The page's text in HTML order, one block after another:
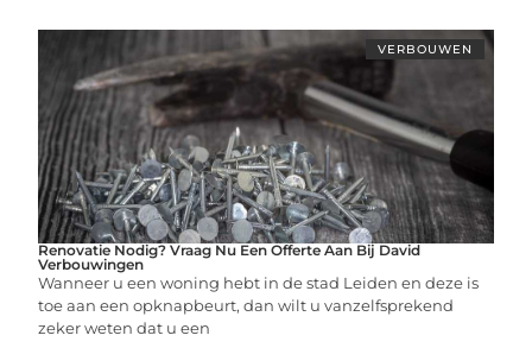
VERBOUWEN
Renovatie Nodig? Vraag Nu Een Offerte Aan Bij David
Verbouwingen
Wanneer u een woning hebt in de stad Leiden en deze is
toe aan een opknapbeurt, dan wilt u vanzelfsprekend
zeker weten dat u een